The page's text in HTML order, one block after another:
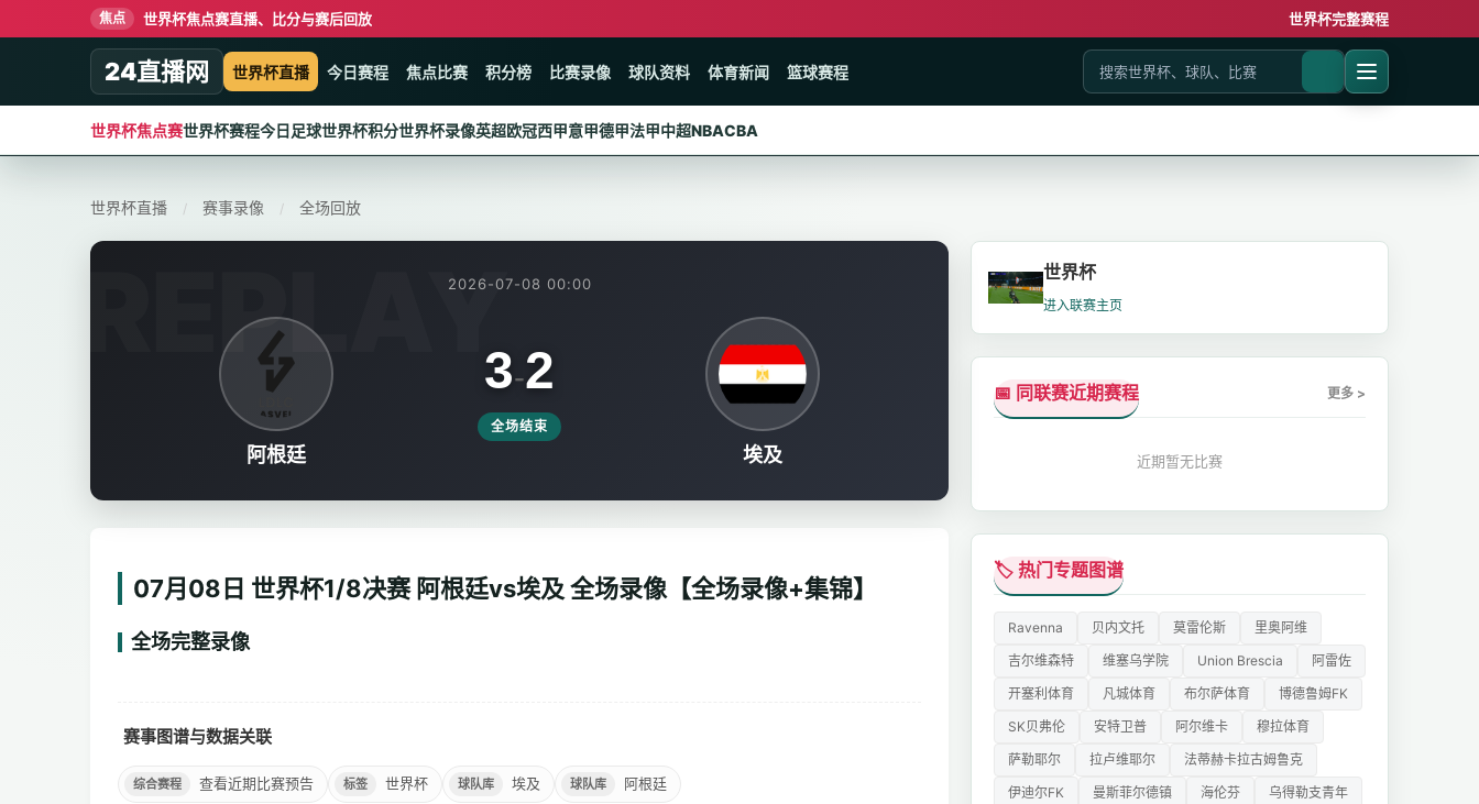
焦点 世界杯焦点赛直播、比分与赛后回放 世界杯完整赛程
24直播网 世界杯直播 今日赛程 焦点比赛 积分榜 比赛录像 球队资料 体育新闻 篮球赛程
世界杯焦点赛世界杯赛程今日足球世界杯积分世界杯录像英超欧冠西甲意甲德甲法甲中超NBACBA
世界杯直播 / 赛事录像 / 全场回放
2026-07-08 00:00
阿根廷
3-2
全场结束
埃及
07月08日 世界杯1/8决赛 阿根廷vs埃及 全场录像【全场录像+集锦】
全场完整录像
赛事图谱与数据关联
综合赛程 查看近期比赛预告 标签 世界杯 球队库 埃及 球队库 阿根廷
世界杯
进入联赛主页
📅 同联赛近期赛程 更多 >
近期暂无比赛
🏷️ 热门专题图谱
Ravenna 贝内文托 莫雷伦斯
里奥阿维
吉尔维森特
维塞乌学院 Union Brescia
阿雷佐
开塞利体育
凡城体育 布尔萨体育
博德鲁姆FK
SK贝弗伦
安特卫普 阿尔维卡
穆拉体育
萨勒耶尔
拉卢维耶尔
法蒂赫卡拉古姆鲁克
伊迪尔FK
曼斯菲尔德镇 海伦芬
乌得勒支青年